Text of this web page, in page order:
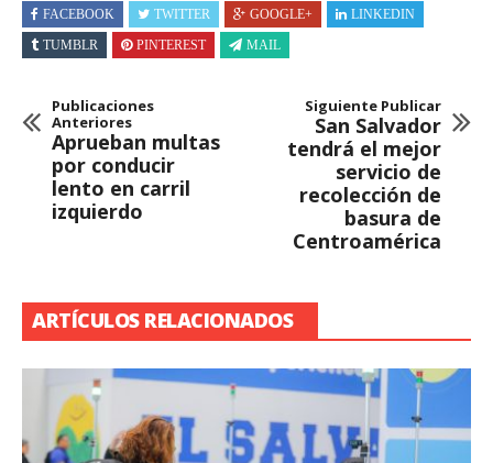
FACEBOOK TWITTER GOOGLE+
LINKEDIN
TUMBLR
PINTEREST MAIL
Publicaciones
Anteriores
Aprueban multas
por conducir
lento en carril
izquierdo
Siguiente Publicar
San Salvador
tendrá el mejor
servicio de
recolección de
basura de
Centroamérica
ARTÍCULOS RELACIONADOS